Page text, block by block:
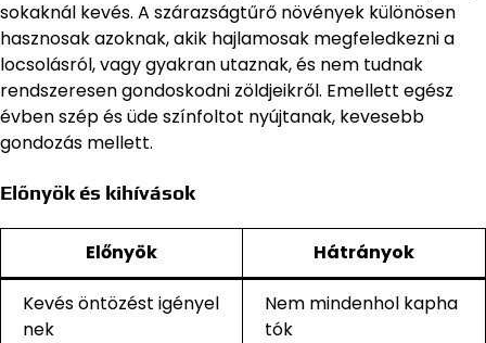
sokaknál kevés. A szárazságtűrő növények különösen
hasznosak azoknak, akik hajlamosak megfeledkezni a
locsolásról, vagy gyakran utaznak, és nem tudnak
rendszeresen gondoskodni zöldjeikről. Emellett egész
évben szép és üde színfoltot nyújtanak, kevesebb
gondozás mellett.
Előnyök és kihívások
Előnyök Hátrányok
Kevés öntözést igényel
nek
Nem mindenhol kapha
tók